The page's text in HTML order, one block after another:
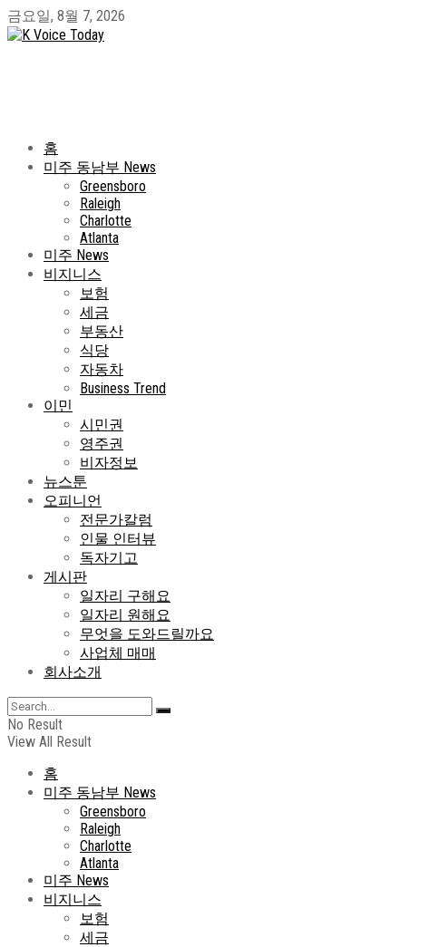
금요일, 8월 7, 2026
홈
미주 동남부 News
Greensboro
Raleigh
Charlotte
Atlanta
미주 News
비지니스
보험
세금
부동산
식당
자동차
Business Trend
이민
시민권
영주권
비자정보
뉴스툰
오피니언
전문가칼럼
인물 인터뷰
독자기고
게시판
일자리 구해요
일자리 원해요
무엇을 도와드릴까요
사업체 매매
회사소개
No Result
View All Result
홈
미주 동남부 News
Greensboro
Raleigh
Charlotte
Atlanta
미주 News
비지니스
보험
세금